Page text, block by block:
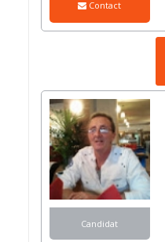
Contact
Candidat